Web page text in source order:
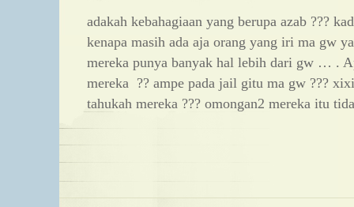
adakah kebahagiaan yang berupa azab ???
kenapa masih ada aja orang yang iri ma gw
mereka punya banyak hal lebih dari gw … .
mereka ?? ampe pada jail gitu ma gw ???
tahukah mereka ??? omongan2 mereka itu